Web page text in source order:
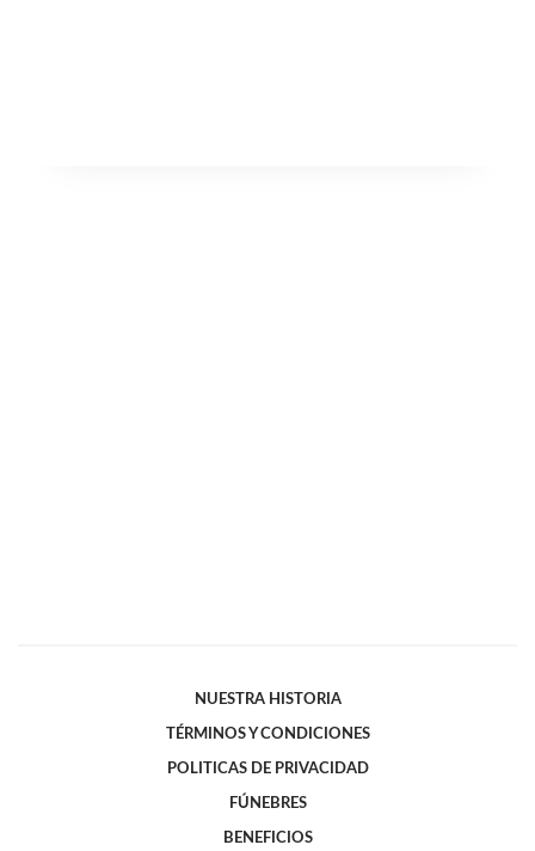
NUESTRA HISTORIA
TÉRMINOS Y CONDICIONES
POLITICAS DE PRIVACIDAD
FÚNEBRES
BENEFICIOS